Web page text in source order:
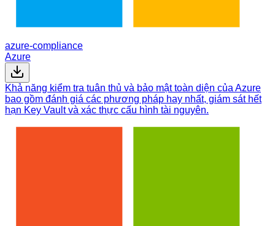
azure-compliance
Azure
Khả năng kiểm tra tuân thủ và bảo mật toàn diện của Azure
bao gồm đánh giá các phương pháp hay nhất, giám sát hết
hạn Key Vault và xác thực cấu hình tài nguyên.